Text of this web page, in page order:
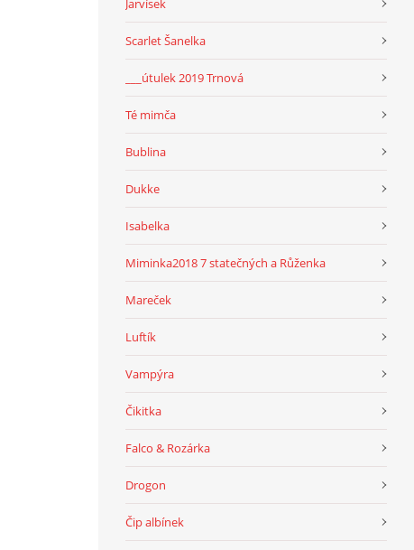
Jarvísek
Scarlet Šanelka
___útulek 2019 Trnová
Té mimča
Bublina
Dukke
Isabelka
Miminka2018 7 statečných a Růženka
Mareček
Luftík
Vampýra
Čikitka
Falco & Rozárka
Drogon
Čip albínek